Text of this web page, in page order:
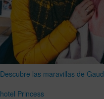
Descubre las maravillas de
hotel Princess